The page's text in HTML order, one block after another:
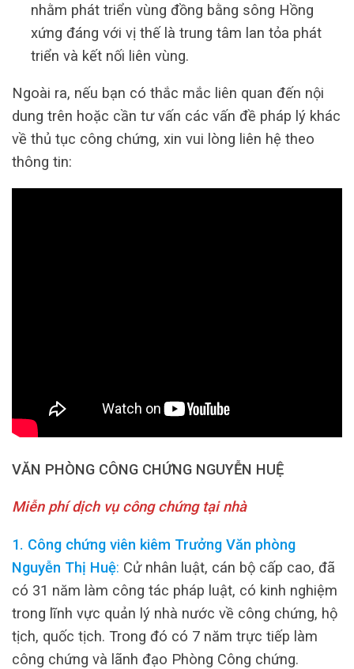
nhằm phát triển vùng đồng bằng sông Hồng
xứng đáng với vị thế là trung tâm lan tỏa phát
triển và kết nối liên vùng.
Ngoài ra, nếu bạn có thắc mắc liên quan đến nội
dung trên hoặc cần tư vấn các vấn đề pháp lý khác
về thủ tục công chứng, xin vui lòng liên hệ theo
thông tin:
VĂN PHÒNG CÔNG CHỨNG NGUYỄN HUỆ
Miễn phí dịch vụ công chứng tại nhà
1. Công chứng viên kiêm Trưởng Văn phòng
Nguyễn Thị Huệ: Cử nhân luật, cán bộ cấp cao, đã
có 31 năm làm công tác pháp luật, có kinh nghiệm
trong lĩnh vực quản lý nhà nước về công chứng, hộ
tịch, quốc tịch. Trong đó có 7 năm trực tiếp làm
công chứng và lãnh đạo Phòng Công chứng.